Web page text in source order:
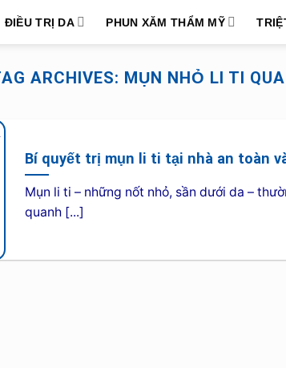
ĐIỀU TRỊ DA PHUN XĂM THẨM MỸ
ARCHIVES: MỤN NHỎ LI TI
Bí quyết trị mụn li ti tại nhà an toàn
Mụn li ti – những nốt nhỏ, sần dưới da –
quanh [...]